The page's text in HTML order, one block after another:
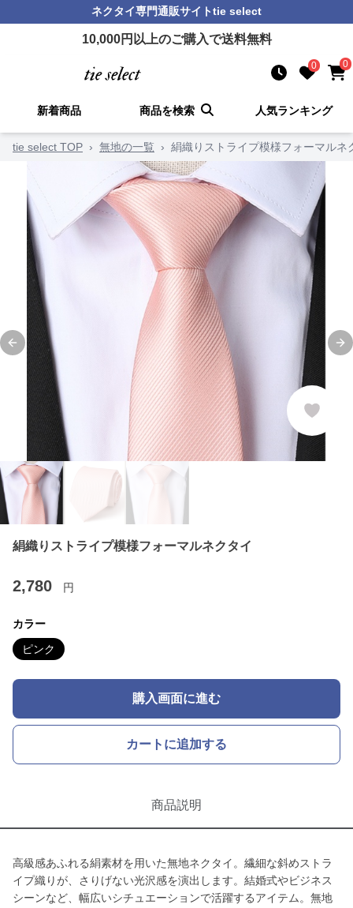
ネクタイ専門通販サイトtie select
10,000円以上のご購入で送料無料
0 0
新着商品 商品を検索 人気ランキング
tie select TOP › 無地の一覧 › 絹織りストライプ模様フォーマルネ
Previous slide
絹織りストライプ模様フォーマルネクタイ
2,780 円
カラー
ピンク
購入画面に進む
カートに追加する
商品説明
高級感あふれる絹素材を用いた無地ネクタイ。繊細な斜めストラ
イプ織りが、さりげない光沢感を演出します。結婚式やビジネス
シーンなど、幅広いシチュエーションで活躍するアイテム。無地